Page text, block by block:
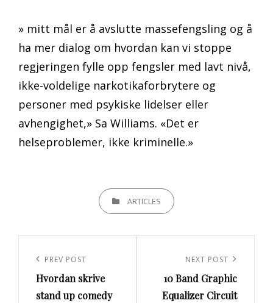
» mitt mål er å avslutte massefengsling og å
ha mer dialog om hvordan kan vi stoppe
regjeringen fylle opp fengsler med lavt nivå,
ikke-voldelige narkotikaforbrytere og
personer med psykiske lidelser eller
avhengighet,» Sa Williams. «Det er
helseproblemer, ikke kriminelle.»
CATEGORIESARTICLES
Previous
Post
PREV POST
Hvordan skrive
stand up comedy
Post
NEXT POST
10 Band Graphic
Equalizer Circuit